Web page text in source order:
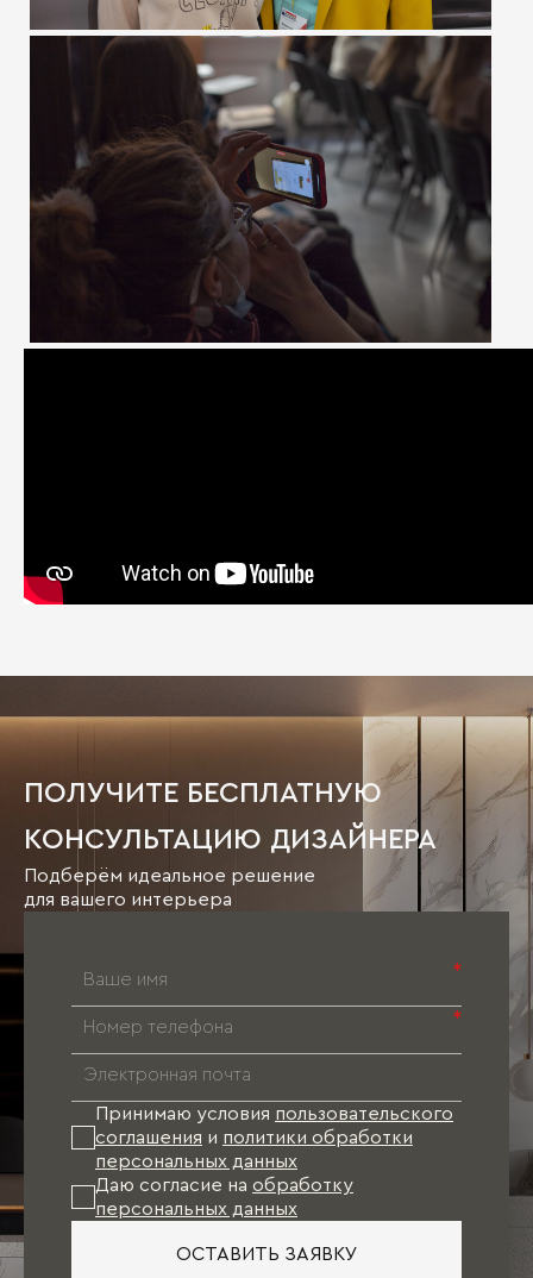
ПОЛУЧИТЕ БЕСПЛАТНУЮ
КОНСУЛЬТАЦИЮ ДИЗАЙНЕРА
Подберём идеальное решение
для вашего интерьера
*
*
Принимаю условия пользовательского
соглашения и политики обработки
персональных данных
Даю согласие на обработку
персональных данных
ОСТАВИТЬ ЗАЯВКУ